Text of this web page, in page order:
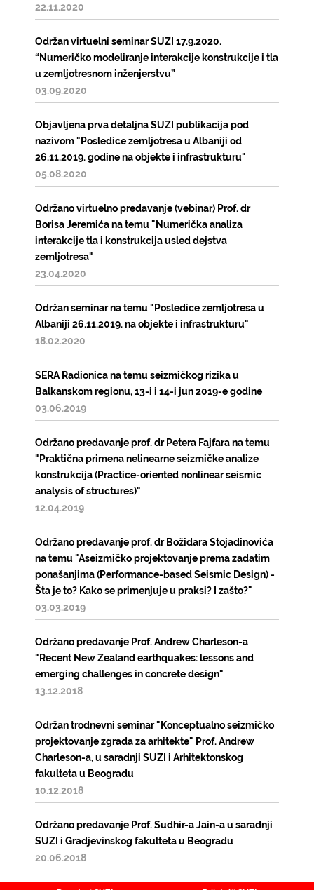
22.11.2020
Održan virtuelni seminar SUZI 17.9.2020.
“Numeričko modeliranje interakcije konstrukcije i tla
u zemljotresnom inženjerstvu”
03.09.2020
Objavljena prva detaljna SUZI publikacija pod
nazivom "Posledice zemljotresa u Albaniji od
26.11.2019. godine na objekte i infrastrukturu"
05.08.2020
Održano virtuelno predavanje (vebinar) Prof. dr
Borisa Jeremića na temu "Numerička analiza
interakcije tla i konstrukcija usled dejstva
zemljotresa"
23.04.2020
Održan seminar na temu "Posledice zemljotresa u
Albaniji 26.11.2019. na objekte i infrastrukturu"
18.02.2020
SERA Radionica na temu seizmičkog rizika u
Balkanskom regionu, 13-i i 14-i jun 2019-e godine
03.06.2019
Održano predavanje prof. dr Petera Fajfara na temu
"Praktična primena nelinearne seizmičke analize
konstrukcija (Practice-oriented nonlinear seismic
analysis of structures)"
12.04.2019
Održano predavanje prof. dr Božidara Stojadinovića
na temu "Aseizmičko projektovanje prema zadatim
ponašanjima (Performance-based Seismic Design) -
Šta je to? Kako se primenjuje u praksi? I zašto?"
03.03.2019
Održano predavanje Prof. Andrew Charleson-a
"Recent New Zealand earthquakes: lessons and
emerging challenges in concrete design"
13.12.2018
Održan trodnevni seminar "Konceptualno seizmičko
projektovanje zgrada za arhitekte" Prof. Andrew
Charleson-a, u saradnji SUZI i Arhitektonskog
fakulteta u Beogradu
10.12.2018
Održano predavanje Prof. Sudhir-a Jain-a u saradnji
SUZI i Gradjevinskog fakulteta u Beogradu
20.06.2018